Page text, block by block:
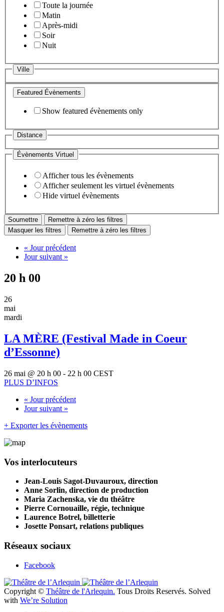
Toute la journée
Matin
Après-midi
Soir
Nuit
Ville
Featured Évènements
Show featured évènements only
Distance
Évènements Virtuel
Afficher tous les évènements
Afficher seulement les virtuel évènements
Hide virtuel évènements
Remettre à zéro les filtres
Masquer les filtres
Remettre à zéro les filtres
« Jour précédent
Jour suivant »
20 h 00
26
mai
mardi
LA MÈRE (Festival Made in Coeur
d’Essonne)
26 mai @ 20 h 00 - 22 h 00 CEST
PLUS D’INFOS
« Jour précédent
Jour suivant »
+ Exporter les évènements
Vos interlocuteurs
Jean-Louis Sagot-Duvauroux, direction
Anne Sorlin, direction de production
Maria Zachenska, vie du théâtre
Pierre Cornouaille, régie, technique
Laurence Botrel, billetterie
Josette Ponsart, relations publiques
Réseaux sociaux
Facebook
Copyright © Théâtre de l'Arlequin. Tous Droits Reservés. Solved
with We’re Solution